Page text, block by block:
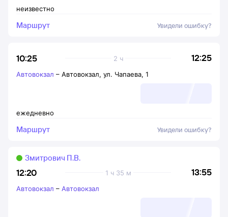
неизвестно
Маршрут Увидели ошибку?
10:25 12:25
2 ч
ежедневно
Автовокзал – Автовокзал, ул. Чапаева, 1
Маршрут Увидели ошибку?
12:20 13:55
1 ч 35 м
Змитрович П.В.
Автовокзал – Автовокзал